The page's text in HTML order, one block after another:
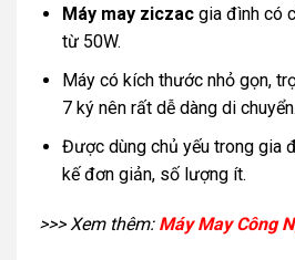
Máy may ziczacgia đình có
từ 50W.
Máy có kích thước nhỏ gọn,
7 ký nên rất dễ dàng di chuyển.
Được dùng chủ yếu trong gia
kế đơn giản, số lượng ít.
>>> Xem thêm: Máy May Công